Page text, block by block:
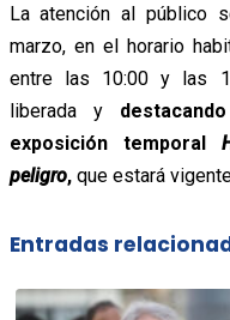
La atención al público
marzo, en el horario
entre las 10:00 y las
liberada y
exposición temporal
peligro, que estará
Entradas